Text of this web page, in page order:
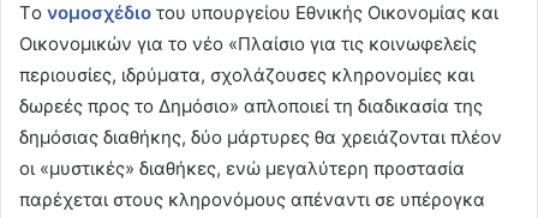
Tο νομοσχέδιο του υπουργείου Εθνικής Οικονομίας και
Οικονομικών για το νέο «Πλαίσιο για τις κοινωφελείς
περιουσίες, ιδρύματα, σχολάζουσες κληρονομίες και
δωρεές προς το Δημόσιο» απλοποιεί τη διαδικασία της
δημόσιας διαθήκης, δύο μάρτυρες θα χρειάζονται πλέον
οι «μυστικές» διαθήκες, ενώ μεγαλύτερη προστασία
παρέχεται στους κληρονόμους απέναντι σε υπέρογκα